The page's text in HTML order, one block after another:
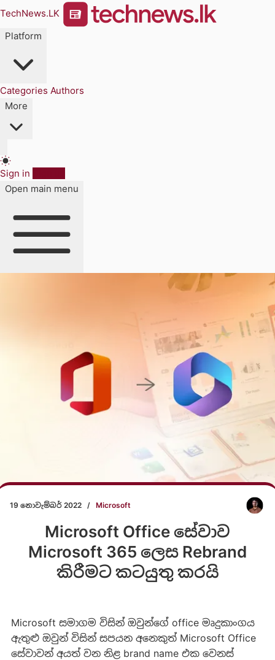
TechNews.LK
Platform
Categories Authors
More
Sign in
Open main menu
19 නොවැම්බර් 2022 / Microsoft
Microsoft Office සේවාව
Microsoft 365 ලෙස Rebrand
කිරීමට කටයුතු කරයි
Microsoft සමාගම විසින් ඔවුන්ගේ office මෘදුකාංගය
ඇතුළු ඔවුන් විසින් සපයන අනෙකුත් Microsoft Office
සේවාවන් අයත් වන නිළ brand name එක වෙනස්